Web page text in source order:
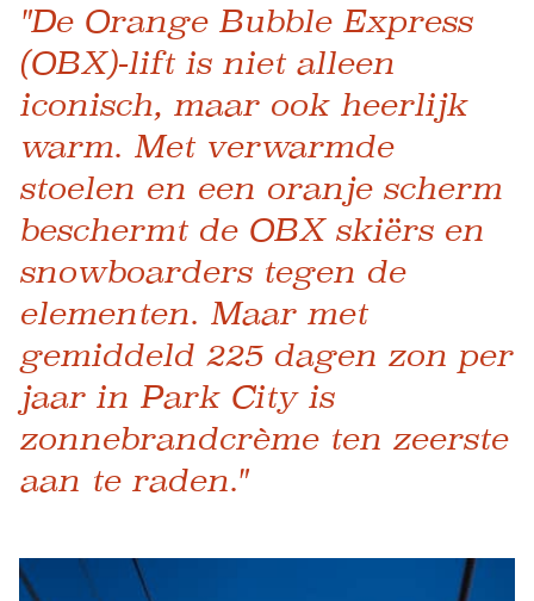
"De Orange Bubble Express
(OBX)-lift is niet alleen
iconisch, maar ook heerlijk
warm. Met verwarmde
stoelen en een oranje scherm
beschermt de OBX skiërs en
snowboarders tegen de
elementen. Maar met
gemiddeld 225 dagen zon per
jaar in Park City is
zonnebrandcrème ten zeerste
aan te raden."